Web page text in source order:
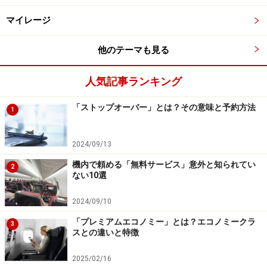
マイレージ
他のテーマも見る
人気記事ランキング
1 「ストップオーバー」とは？その意味と予約方法
2024/09/13
2
機内で頼める「無料サービス」意外と知られてい
ない10選
2024/09/10
3
「プレミアムエコノミー」とは？エコノミークラ
スとの違いと特徴
2025/02/16